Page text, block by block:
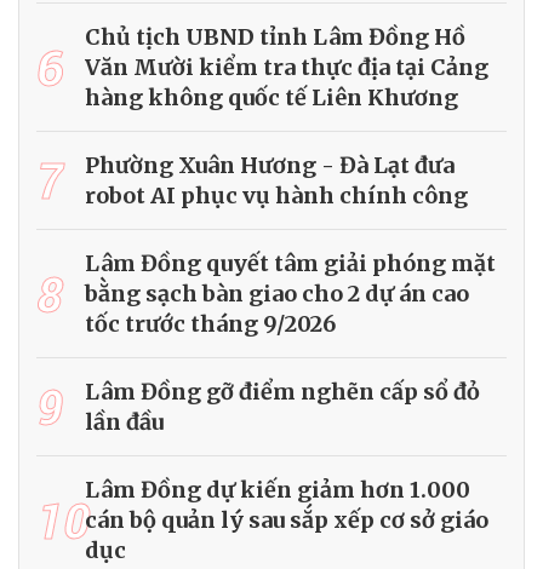
6
Chủ tịch UBND tỉnh Lâm Đồng Hồ
Văn Mười kiểm tra thực địa tại Cảng
hàng không quốc tế Liên Khương
7
Phường Xuân Hương - Đà Lạt đưa
robot AI phục vụ hành chính công
8
Lâm Đồng quyết tâm giải phóng mặt
bằng sạch bàn giao cho 2 dự án cao
tốc trước tháng 9/2026
9
Lâm Đồng gỡ điểm nghẽn cấp sổ đỏ
lần đầu
10Lâm Đồng dự kiến giảm hơn 1.000
cán bộ quản lý sau sắp xếp cơ sở giáo
dục